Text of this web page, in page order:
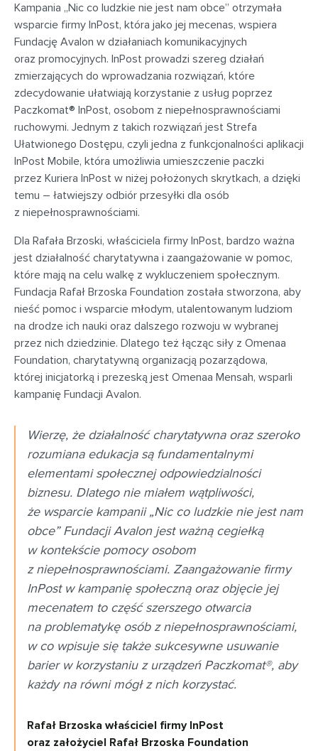
Kampania „Nic co ludzkie nie jest nam obce” otrzymała
wsparcie firmy InPost, która jako jej mecenas, wspiera
Fundację Avalon w działaniach komunikacyjnych
oraz promocyjnych. InPost prowadzi szereg działań
zmierzających do wprowadzania rozwiązań, które
zdecydowanie ułatwiają korzystanie z usług poprzez
Paczkomat® InPost, osobom z niepełnosprawnościami
ruchowymi. Jednym z takich rozwiązań jest Strefa
Ułatwionego Dostępu, czyli jedna z funkcjonalności aplikacji
InPost Mobile, która umożliwia umieszczenie paczki
przez Kuriera InPost w niżej położonych skrytkach, a dzięki
temu – łatwiejszy odbiór przesyłki dla osób
z niepełnosprawnościami.
Dla Rafała Brzoski, właściciela firmy InPost, bardzo ważna
jest działalność charytatywna i zaangażowanie w pomoc,
które mają na celu walkę z wykluczeniem społecznym.
Fundacja Rafał Brzoska Foundation została stworzona, aby
nieść pomoc i wsparcie młodym, utalentowanym ludziom
na drodze ich nauki oraz dalszego rozwoju w wybranej
przez nich dziedzinie. Dlatego też łącząc siły z Omenaa
Foundation, charytatywną organizacją pozarządowa,
której inicjatorką i prezeską jest Omenaa Mensah, wsparli
kampanię Fundacji Avalon.
Wierzę, że działalność charytatywna oraz szeroko
rozumiana edukacja są fundamentalnymi
elementami społecznej odpowiedzialności
biznesu. Dlatego nie miałem wątpliwości,
że wsparcie kampanii „Nic co ludzkie nie jest nam
obce” Fundacji Avalon jest ważną cegiełką
w kontekście pomocy osobom
z niepełnosprawnościami. Zaangażowanie firmy
InPost w kampanię społeczną oraz objęcie jej
mecenatem to część szerszego otwarcia
na problematykę osób z niepełnosprawnościami,
w co wpisuje się także sukcesywne usuwanie
barier w korzystaniu z urządzeń Paczkomat®, aby
każdy na równi mógł z nich korzystać.
Rafał Brzoska właściciel firmy InPost
oraz założyciel Rafał Brzoska Foundation